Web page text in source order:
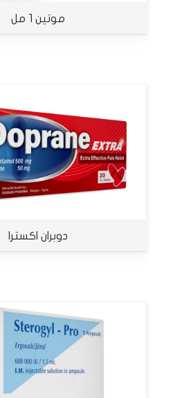
موتين 1 مل
دوبران اكسترا